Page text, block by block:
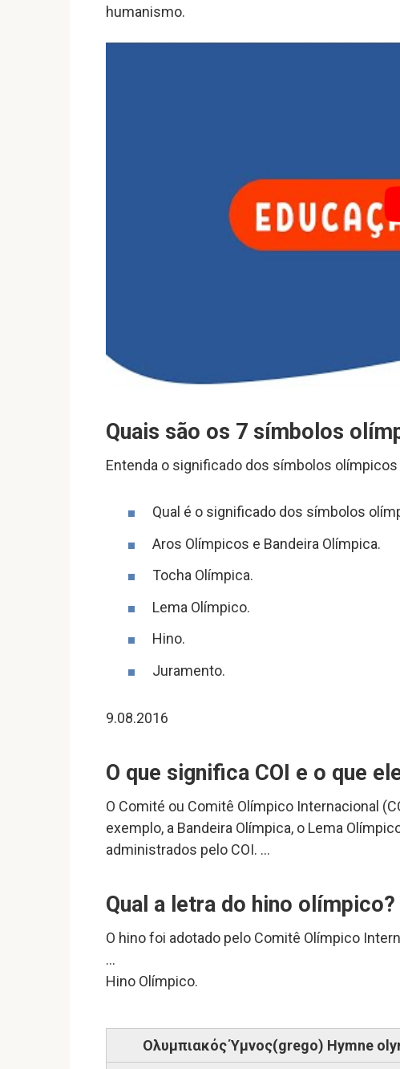
humanismo.
Quais são os 7 símbolos
Entenda o significado dos símbolos olímpicos
Qual é o significado dos símbolos
Aros Olímpicos e Bandeira Olímpica.
Tocha Olímpica.
Lema Olímpico.
Hino.
Juramento.
9.08.2016
O que significa COI e o que
O Comité ou Comitê Olímpico Internacional
exemplo, a Bandeira Olímpica, o Lema
administrados pelo COI. …
Qual a letra do hino olímpico?
O hino foi adotado pelo Comitê Olímpico
…
Hino Olímpico.
Ολυμπιακός Ύμνος(grego) Hymne